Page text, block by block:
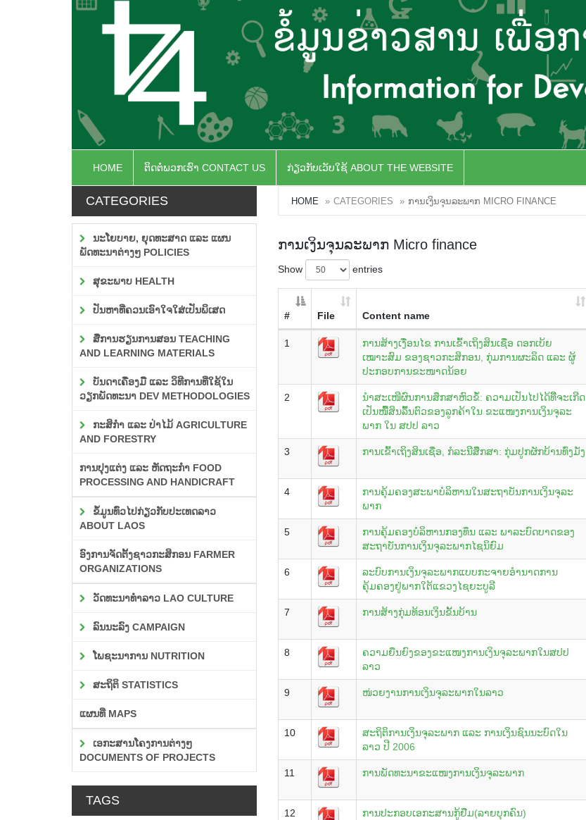
HOME ຕິດຕໍ່ພວກເຮົາ CONTACT US ກ່ຽວກັບເວັບໃຊ້ ABOUT THE WEBSITE
CATEGORIES
ນະໂຍບາຍ, ຍຸດທະສາດ ແລະ ແຜນ
ພັດທະນາຕ່າງໆ POLICIES
ສຸຂະພາບ HEALTH
ປັນຫາທີ່ຄວນເອົາໃຈໃສ່ເປັນພິເສດ
ສື່ການຮຽນການສອນ TEACHING
AND LEARNING MATERIALS
ບັນດາເຄື່ອງມື ແລະ ວິທີການທີ່ໃຊ້ໃນ
ວຽກພັດທະນາ DEV METHODOLOGIES
ກະສິກຳ ແລະ ປ່າໄມ້ AGRICULTURE
AND FORESTRY
ການປຸງແຕ່ງ ແລະ ຫັດຖະກຳ FOOD
PROCESSING AND HANDICRAFT
ຂໍ້ມູນທົ່ວໄປກ່ຽວກັບປະເທດລາວ
ABOUT LAOS
ອົງການຈັດຕັ້ງຊາວກະສິກອນ FARMER
ORGANIZATIONS
ວັດທະນາທຳລາວ LAO CULTURE
ລົນນະລົງ CAMPAIGN
ໂພຊະນາການ NUTRITION
ສະຖິຕິ STATISTICS
ແຜນທີ່ MAPS
ເອກະສານໂຄງການຕ່າງໆ
DOCUMENTS OF PROJECTS
TAGS
HOME CATEGORIES ການເງິນຈຸນລະພາກ MICRO FINANCE
ການເງິນຈຸນລະພາກ Micro finance
Show entries
# File Content name
1
ການສ້າງເງື່ອນໄຂ ການເຂົ້າເຖິງສິນເຊື່ອ ດອກເບ້ຍ
ເໝາະສົມ ຂອງຊາວກະສິກອນ, ກຸ່ມການຜະລິດ ແລະ ຜູ້
ປະກອບການຂະໜາດນ້ອຍ
2
ນໍາສະເໜີຜົນການສຶກສາຫົວຂໍໍ້: ຄວາມເປັນໄປໄດ້ທີີ່ຈະເກີດ
ເປັນໜີໍ້ສິນລົໍ້ນຕົວຂອງລູກຄ້າໃນ ຂະແໜງການເງິນຈຸລະ
ພາກ ໃນ ສປປ ລາວ
3 ການເຂົ້າເຖິງສິນເຊື່ອ, ກໍລະນີສຶຶກສາ: ກຸ່ມປູກຜັກບ້ານທົ່ງມັ່ງ
4
ການຄຸ້ມຄອງສະພາບໍລິຫານໃນສະຖາບັນການເງິນຈຸລະ
ພາກ
5
ການຄຸ້ມຄອງບໍລິຫານກອງທຶນ ແລະ ພາລະບົດບາດຂອງ
ສະຖາບັນການເງິນຈຸລະພາກໄຊນິຍົມ
6
ລະບົບການເງິນຈຸລະພາກແບບກະຈາຍອຳນາດການ
ຄຸ້ມຄອງຢູ່ພາກໃຕ້ແຂວງໄຊຍະບູລີ
7 ການສ້າງກຸ່ມທ້ອນເງິນຂັ້ນບ້ານ
8
ຄວາມຍືນຍົງຂອງຂະແໜງການເງິນຈຸລະພາກໃນສປປ
ລາວ
9 ໜ່ວຍງານການເງິນຈຸລະພາກໃນລາວ
10
ສະຖິຕິການເງິນຈຸລະພາກ ແລະ ການເງິນຊົນນະບົດໃນ
ລາວ ປີ 2006
11 ການພັດທະນາຂະແໜງການເງິນຈຸລະພາກ
12 ການປະກອບເອກະສານກູ້ຢືມ(ລາຍບຸກຄົນ)